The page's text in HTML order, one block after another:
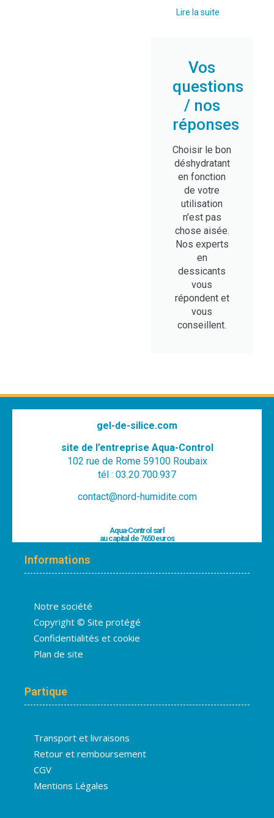
Lire la suite
Vos
questions
/ nos
réponses
Choisir le bon
déshydratant
en fonction
de votre
utilisation
n'est pas
chose aisée.
Nos experts
en
dessicants
vous
répondent et
vous
conseillent.
gel-de-silice.com
site de l’entreprise Aqua-Control
102 rue de Rome 59100 Roubaix
tél : 03.20.700.937
contact@nord-humidite.com
Aqua-Control sarl
au capital de 7650 euros
Informations
Notre société
Copyright © Site protégé
Confidentialités et cookie
Plan de site
Partique
Transport et livraisons
Retour et remboursement
CGV
Mentions Légales